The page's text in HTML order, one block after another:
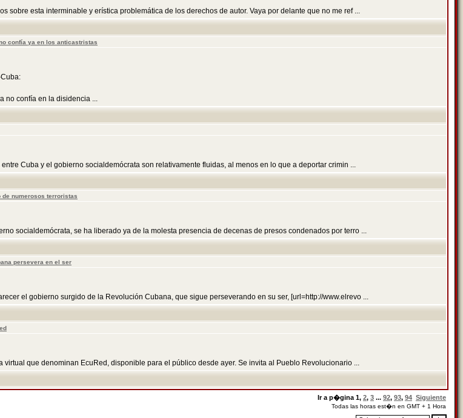
sobre esta interminable y erística problemática de los derechos de autor. Vaya por delante que no me ref ...
confía ya en los anticastristas
no confía en la disidencia ...
Cuba y el gobierno socialdemócrata son relativamente fluidas, al menos en lo que a deportar crimin ...
de numerosos terroristas
socialdemócrata, se ha liberado ya de la molesta presencia de decenas de presos condenados por terro ...
persevera en el ser
el gobierno surgido de la Revolución Cubana, que sigue perseverando en su ser, [url=http://www.elrevo ...
que denominan EcuRed, disponible para el público desde ayer. Se invita al Pueblo Revolucionario ...
Ir a p�gina 1, 2, 3 ... 92, 93, 94 Siguiente
Todas las horas est�n en GMT + 1 Hora